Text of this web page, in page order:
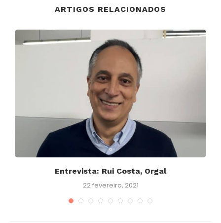
ARTIGOS RELACIONADOS
Entrevista: Rui Costa, Orgal
22 fevereiro, 2021